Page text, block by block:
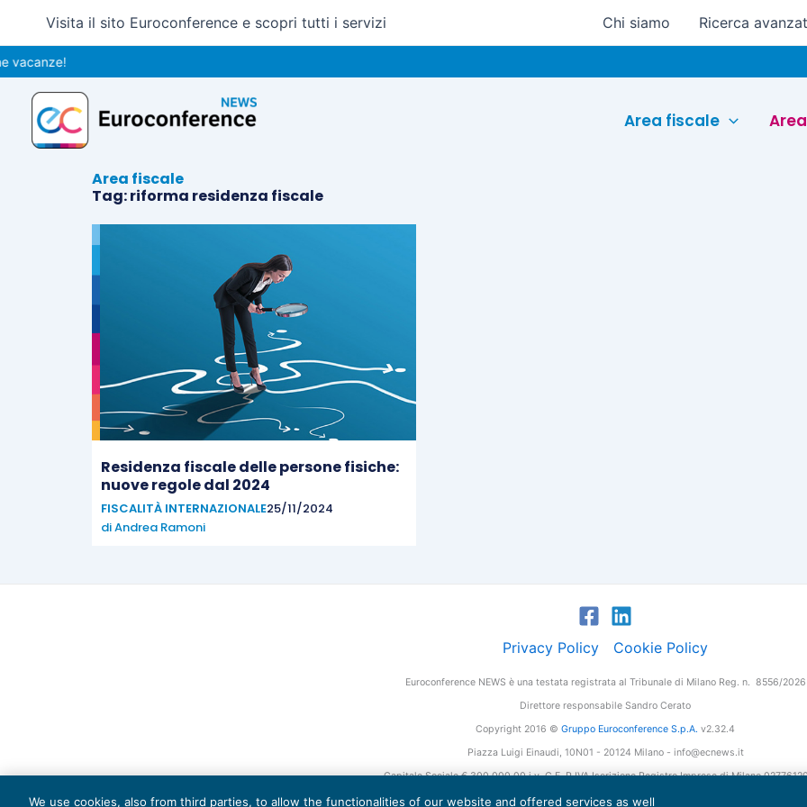
contenuto
Visita il sito Euroconference e scopri tutti i servizi Chi siamo Ricerca
Area fiscale
Area fiscale
Tag: riforma residenza fiscale
Residenza fiscale delle persone fisiche:
nuove regole dal 2024
FISCALITÀ INTERNAZIONALE25/11/2024
diAndrea Ramoni
Privacy Policy Cookie Policy
Euroconference NEWS è una testata registrata al Tribunale di Milano Reg. n. 8556/2026
Direttore responsabile Sandro Cerato
Copyright 2016 © Gruppo Euroconference S.p.A. v2.32.4
Piazza Luigi Einaudi, 10N01 - 20124 Milano - info@ecnews.it
Capitale Sociale € 300.000,00 i.v. C.F. P.IVA Iscrizione Registro Imprese di Milano
We use cookies, also from third parties, to allow the functionalities of our website and offered services as well